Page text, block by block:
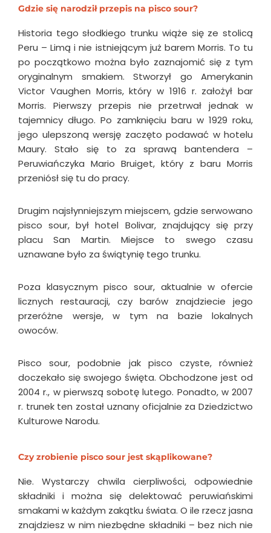
Gdzie się narodził przepis na pisco sour?
Historia tego słodkiego trunku wiąże się ze stolicą
Peru – Limą i nie istniejącym już barem Morris. To tu
po początkowo można było zaznajomić się z tym
oryginalnym smakiem. Stworzył go Amerykanin
Victor Vaughen Morris, który w 1916 r. założył bar
Morris. Pierwszy przepis nie przetrwał jednak w
tajemnicy długo. Po zamknięciu baru w 1929 roku,
jego ulepszoną wersję zaczęto podawać w hotelu
Maury. Stało się to za sprawą bantendera –
Peruwiańczyka Mario Bruiget, który z baru Morris
przeniósł się tu do pracy.
Drugim najsłynniejszym miejscem, gdzie serwowano
pisco sour, był hotel Bolivar, znajdujący się przy
placu San Martin. Miejsce to swego czasu
uznawane było za świątynię tego trunku.
Poza klasycznym pisco sour, aktualnie w ofercie
licznych restauracji, czy barów znajdziecie jego
przeróżne wersje, w tym na bazie lokalnych
owoców.
Pisco sour, podobnie jak pisco czyste, również
doczekało się swojego święta. Obchodzone jest od
2004 r., w pierwszą sobotę lutego. Ponadto, w 2007
r. trunek ten został uznany oficjalnie za Dziedzictwo
Kulturowe Narodu.
Czy zrobienie pisco sour jest skąplikowane?
Nie. Wystarczy chwila cierpliwości, odpowiednie
składniki i można się delektować peruwiańskimi
smakami w każdym zakątku świata. O ile rzecz jasna
znajdziesz w nim niezbędne składniki – bez nich nie